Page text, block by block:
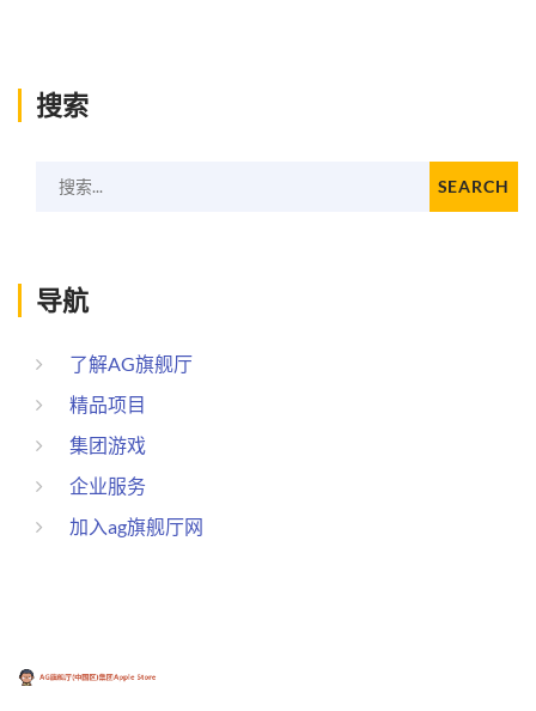
搜索
搜索... SEARCH
导航
了解AG旗舰厅
精品项目
集团游戏
企业服务
加入ag旗舰厅网